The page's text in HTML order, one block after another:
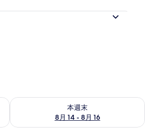
本週末
8月 14 - 8月 16
查看本週末 8月 14 - 8月 16的可訂空房